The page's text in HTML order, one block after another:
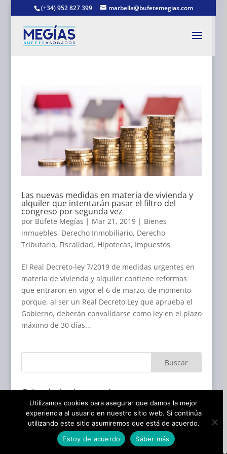
(+34) 952 827 399 marbella@bufetemegias.com
Las nuevas medidas en materia de vivienda y
alquiler que intentarán pasar el filtro del
congreso por segunda vez
por Bufete Megías | Mar 21, 2019| Bienes
inmuebles, Derecho Inmobiliario, Derecho
Tributario, Fiscalidad, Hipotecas, Impuestos
El Real Decreto-ley 7/2019 de medidas urgentes en
materia de vivienda y alquiler contiene reformas
que entraron en vigor el 6 de marzo, de momento
porque, al ser un Real Decreto Ley que aprueba el
Gobierno, deberán convalidarse como ley en el plazo
máximo de 30 días...
Calendario de entradas
agosto 2026
M X J V S
D
1
Utilizamos cookies para asegurar que damos la mejor
experiencia al usuario en nuestro sitio web. Si continúa
utilizando este sitio asumiremos que está de acuerdo.
Estoy de acuerdo
Saber más